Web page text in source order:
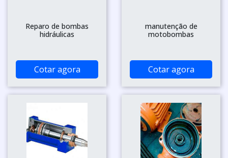
Reparo de bombas
hidráulicas
Cotar agora
manutenção de
motobombas
Cotar agora